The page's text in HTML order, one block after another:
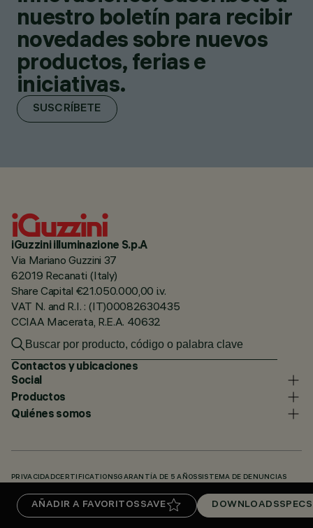
AÑADIR A FAVORITOS SAVE DOWNLOADSSPECS
nuestro boletín para recibir
novedades sobre nuevos
productos, ferias e
iniciativas.
SUSCRÍBETE
iGuzzini illuminazione S.p.A
Via Mariano Guzzini 37
62019 Recanati (Italy)
Share Capital €21.050.000,00 i.v.
VAT N. and R.I. : (IT)00082630435
CCIAA Macerata, R.E.A. 40632
Contactos y ubicaciones
Social
Productos
Quiénes somos
PRIVACIDADCERTIFICATIONSGARANTÍA DE 5 AÑOS SISTEMA DE DENUNCIAS
KNOWLEDGE BASE (LOGIN REQUIRED)DOWNLOADS